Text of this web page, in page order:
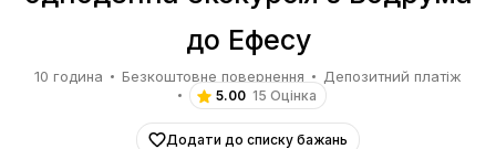
до Ефесу
10 година Безкоштовне повернення Депозитний платіж
5.00 15 Оцінка
Додати до списку бажань